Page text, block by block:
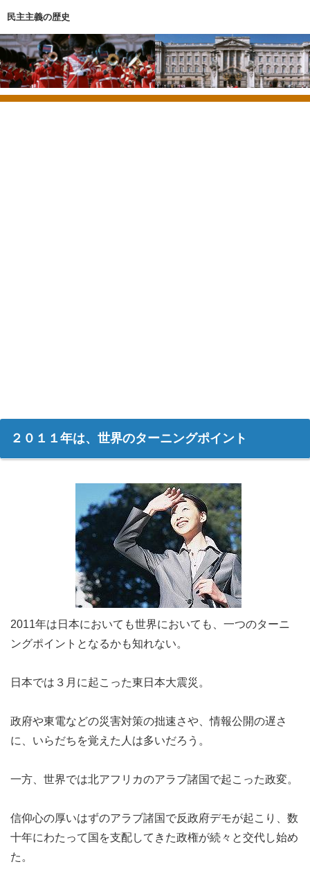
民主主義の歴史
２０１１年は、世界のターニングポイント
2011年は日本においても世界においても、一つのターニ
ングポイントとなるかも知れない。
日本では３月に起こった東日本大震災。
政府や東電などの災害対策の拙速さや、情報公開の遅さ
に、いらだちを覚えた人は多いだろう。
一方、世界では北アフリカのアラブ諸国で起こった政変。
信仰心の厚いはずのアラブ諸国で反政府デモが起こり、数
十年にわたって国を支配してきた政権が続々と交代し始め
た。